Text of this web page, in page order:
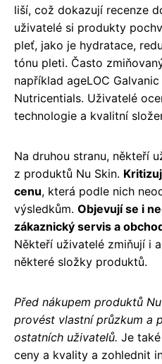
liší, což dokazují recenze
uživatelé si produkty
pleť, jako je hydratace,
tónu pleti. Často
například ageLOC
Nutricentials. Uživatelé
technologie a kvalitní
Na druhou stranu, někteří
z produktů Nu Skin.
cenu, která podle nich
výsledkům. Objevují se i
zákaznický servis a
Někteří uživatelé zmiňují i
některé složky produktů.
Před nákupem produktů
provést vlastní průzkum a
ostatních uživatelů. Je
ceny a kvality a zohlednit